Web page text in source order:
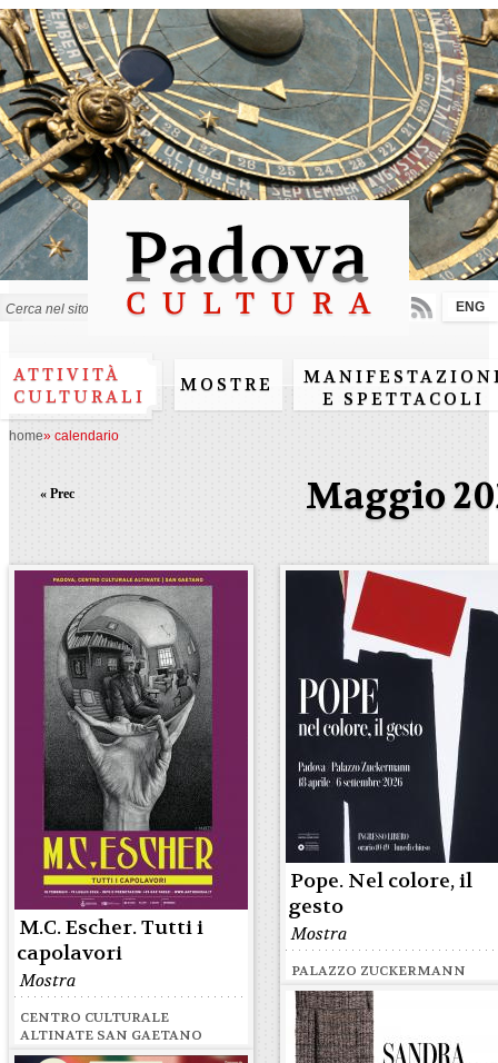
Salta al
contenuto
principale
ATTIVITÀ
CULTURALI
MOSTRE
E SPETTACOLI
ENG
home» calendario
Maggio
« Prec
M.C. Escher. Tutti i
capolavori
Mostra
CENTRO CULTURALE
ALTINATE SAN GAETANO
Pope. Nel colore, il
gesto
Mostra
PALAZZO ZUCKERMANN